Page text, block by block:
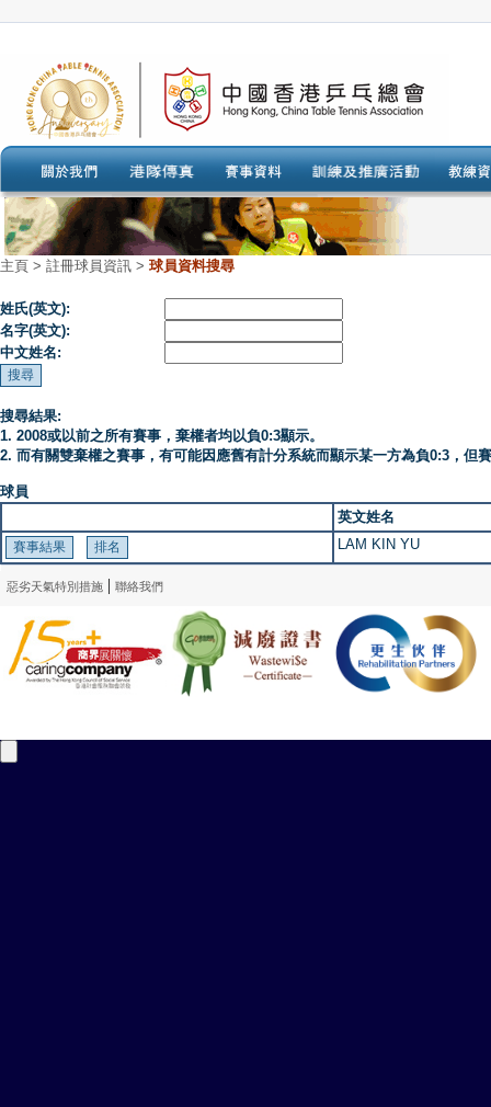
主頁 > 註冊球員資訊 > 球員資料搜尋
姓氏(英文):
名字(英文):
中文姓名:
搜尋結果:
1. 2008或以前之所有賽事，棄權者均以負0:3顯示。
2. 而有關雙棄權之賽事，有可能因應舊有計分系統而顯示某一方為負0:3，但
球員
英文姓名
LAM KIN YU